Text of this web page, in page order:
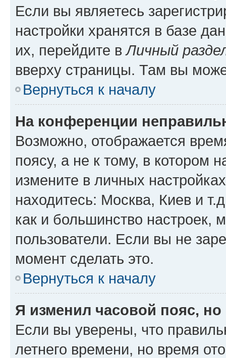
Если вы являетесь
настройки хранятся в базе
их, перейдите вЛичный
вверху страницы. Там вы
Вернуться к началу
На конференции
Возможно, отображается
поясу, а не к тому, в котором
измените в личных
находитесь: Москва, Киев и
как и большинство настроек,
пользователи. Если вы не
момент сделать это.
Вернуться к началу
Я изменил часовой пояс,
Если вы уверены, что
летнего времени, но время